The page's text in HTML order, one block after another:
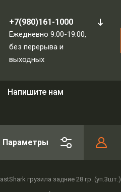
+7(980)161-1000
Ежедневно 9:00-19:00,
без перерыва и
выходных
Напишите нам
Параметры
грузила задние 28 гр. (уп.3шт.)